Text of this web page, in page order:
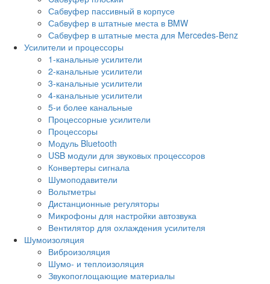
Сабвуфер пассивный в корпусе
Сабвуфер в штатные места в BMW
Сабвуфер в штатные места для Mercedes-Benz
Усилители и процессоры
1-канальные усилители
2-канальные усилители
3-канальные усилители
4-канальные усилители
5-и более канальные
Процессорные усилители
Процессоры
Модуль Bluetooth
USB модули для звуковых процессоров
Конвертеры сигнала
Шумоподавители
Вольтметры
Дистанционные регуляторы
Микрофоны для настройки автозвука
Вентилятор для охлаждения усилителя
Шумоизоляция
Виброизоляция
Шумо- и теплоизоляция
Звукопоглощающие материалы